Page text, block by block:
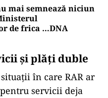
mai semnează niciun
de frica …DNA
și plăți duble
în care RAR ar
servicii deja